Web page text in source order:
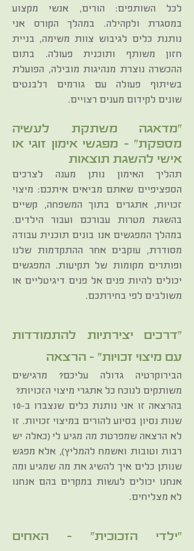
לכל השותפים: הורים, אנשי מקצוע
במסגרת ולקהילה. במהלך הקורס אני
נותנת כלים לגיבוש צוות משימה, בניית
חזון משותף ותוכנית פעולה. בתום
ההכשרה נוצרת מנהיגות מובילה, הפועלת
בשיתוף פעולה עם גורמים רלבנטים
שונים לקידום מענים רצויים.
"מדאגה משתקת לעשיה
מספקת" – מפגשי אימון זוגי או
אישי להשגת תוצאות
תהליך האימון נותן מענה לצרכים
הספציפיים שאתם מביאים איתכם: מיצוי
זכויות, אתגרים בתוך המשפחה, קשיים
בהשגת מטרות עבורכם ועבור הילדים.
במהלך המפגשים אנו בונים תוכנית עבודה
מסודרת, עוקבים אחר ההתקדמות שלנו
ופותרים מקומות של תקיעות. המפגשים
יכולים להיות פנים אל פנים דיגיטליים או
משולבים לפי בחירתכם.
"דרכים יצירתיות להתמודדות
עם מיצוי זכויות" – הרצאה
הבירוקרטיה גדולה עליכם? מרגישים
משותקים לנוכח כל אתגרי מיצוי הזכויות?
בהרצאה זו אני נותנת כלים שנצברו ב-10
שנות נסיון בסיוע להורים במיצוי זכויות. זו
לא הרצאה שמפרטת מה מגיע לי (כאלה יש
רבות וטובות ואשמח להמליץ), אלא מפגש
שנותן כלים איך להשיג את מה שמגיע ומה
אנחנו יכולים לעשות במקרים בהם אנחנו
לא מצליחים.
"ילדי הזכוכית" – האחים